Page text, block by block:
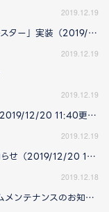
2019.12.19
大型アップデート「ジュエルスター」実装（2019/12/20 14:42更新）
2019.12.19
2019.12.19
サブクラス改変のお知らせ（2019/12/20 11:40更新）
2019.12.19
サーバー機器障害復旧のお知らせ（2019/12/20 15:38更新）
2019.12.18
【WebMoney】決済システムメンテナンスのお知らせ